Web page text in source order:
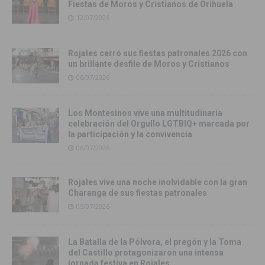
Fiestas de Moros y Cristianos de Orihuela
12/07/2026
Rojales cerró sus fiestas patronales 2026 con
un brillante desfile de Moros y Cristianos
06/07/2026
Los Montesinos vive una multitudinaria
celebración del Orgullo LGTBIQ+ marcada por
la participación y la convivencia
06/07/2026
Rojales vive una noche inolvidable con la gran
Charanga de sus fiestas patronales
05/07/2026
La Batalla de la Pólvora, el pregón y la Toma
del Castillo protagonizaron una intensa